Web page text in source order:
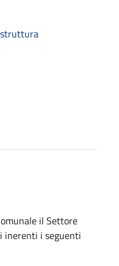
struttura
il Settore
inerenti i seguenti